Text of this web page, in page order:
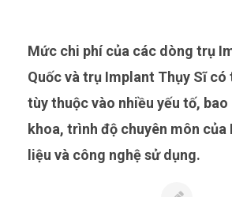
Mức chi phí của các dòng trụ Implant Hàn
Quốc và trụ Implant Thụy Sĩ có
tùy thuộc vào nhiều yếu tố, bao
khoa, trình độ chuyên môn của
liệu và công nghệ sử dụng.